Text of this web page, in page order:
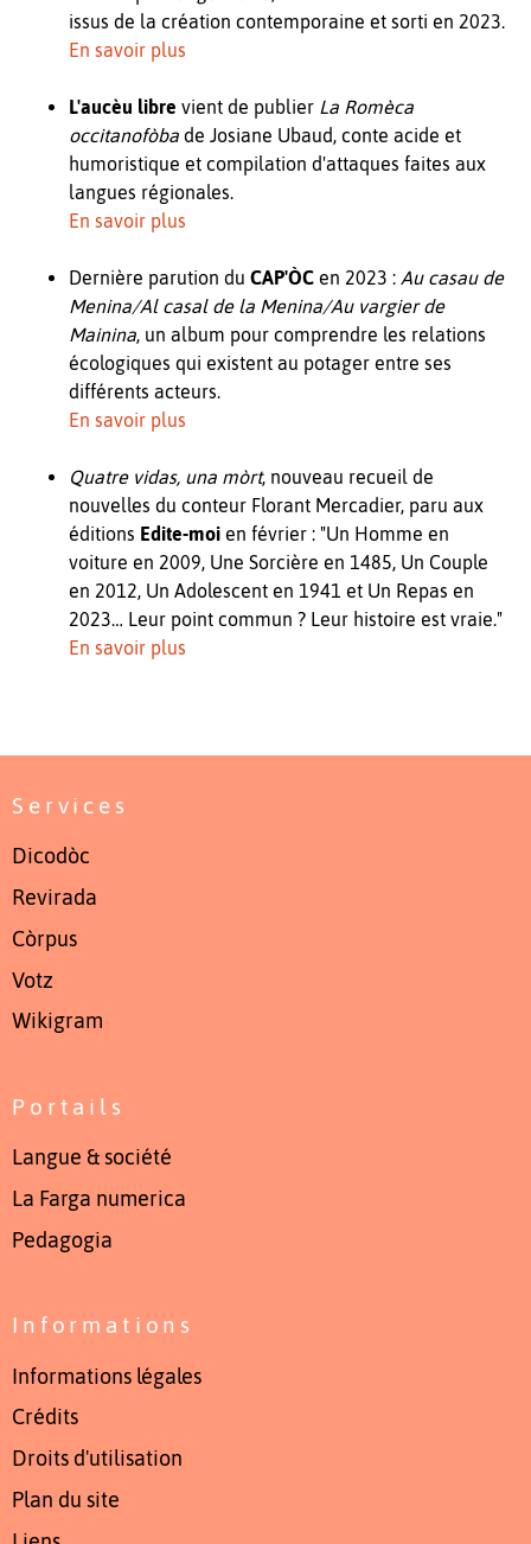
issus de la création contemporaine et sorti en 2023.
En savoir plus
L'aucèu libre vient de publier La Romèca
occitanofòba de Josiane Ubaud, conte acide et
humoristique et compilation d'attaques faites aux
langues régionales.
En savoir plus
Dernière parution du CAP'ÒC en 2023 : Au casau de
Menina/Al casal de la Menina/Au vargier de
Mainina, un album pour comprendre les relations
écologiques qui existent au potager entre ses
différents acteurs.
En savoir plus
Quatre vidas, una mòrt, nouveau recueil de
nouvelles du conteur Florant Mercadier, paru aux
éditions Edite-moi en février : "Un Homme en
voiture en 2009, Une Sorcière en 1485, Un Couple
en 2012, Un Adolescent en 1941 et Un Repas en
2023… Leur point commun ? Leur histoire est vraie."
En savoir plus
Services
Dicodòc
Revirada
Còrpus
Votz
Wikigram
Portails
Langue & société
La Farga numerica
Pedagogia
Informations
Informations légales
Crédits
Droits d'utilisation
Plan du site